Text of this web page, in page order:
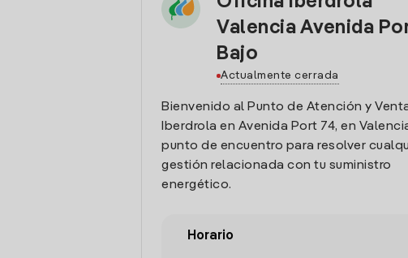
Valencia Avenida
Bajo
Actualmente cerrada
Bienvenido al Punto de Atención y
Iberdrola en Avenida Port 74, en
punto de encuentro para resolver
gestión relacionada con tu suministro
energético.
Horario